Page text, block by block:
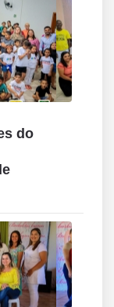
do